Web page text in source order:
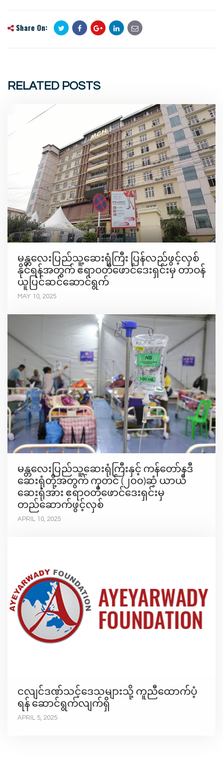
Share On:
RELATED POSTS
မန္တလေးပြည်သူ့ဆေးရုံကြီး ပြန်လည်ဖွင့်လှစ်
နိုင်ရန်အတွက် ဧရာဝတီဖောင်ဒေးရှင်းမှ တာဝန်
ယူပြင်ဆင်ဆောင်ရွက်
MAY 10, 2025
မန္တလေးပြည်သူ့ဆေးရုံကြီးနှင့် ကန်တော်နဒီ
ဆေးရုံတို့အတွက် ကုတင် (၂၀၀)ဆံ့ ယာယီ
ဆေးရုံအား ဧရာဝတီဖောင်ဒေးရှင်းမှ
တည်ဆောက်ဖွင့်လှစ်
APRIL 10, 2025
ငလျင်ဒဏ်သင့်ဒေသများသို့ ကူညီထောက်ပံ့
ရန် ဆောင်ရွက်လျက်ရှိ
APRIL 5, 2025